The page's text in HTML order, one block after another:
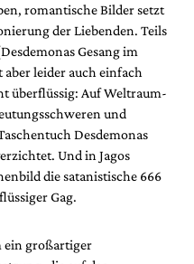
romantische Bilder setzt
der Liebenden. Teils
Gesang im
leider auch einfach
überflüssig: Auf Weltraum-
und
Desdemonas
Und in Jagos
die satanistische 666
Gag.
ein großartiger